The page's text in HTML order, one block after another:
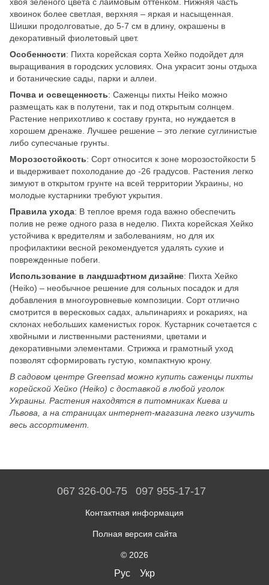
хвоинок более светлая, верхняя – яркая и насыщенная.
Шишки продолговатые, до 5-7 см в длину, окрашены в
декоративный фиолетовый цвет.
Особенности: Пихта корейская сорта Хейко подойдет для
выращивания в городских условиях. Она украсит зоны отдыха
и ботанические сады, парки и аллеи.
Почва и освещенность: Саженцы пихты Heiko можно
размещать как в полутени, так и под открытым солнцем.
Растение неприхотливо к составу грунта, но нуждается в
хорошем дренаже. Лучшее решение – это легкие суглинистые
либо супесчаные грунты.
Морозостойкость: Сорт относится к зоне морозостойкости 5
и выдерживает похолодание до -26 градусов. Растения легко
зимуют в открытом грунте на всей территории Украины, но
молодые кустарники требуют укрытия.
Правила ухода: В теплое время года важно обеспечить
полив не реже одного раза в неделю. Пихта корейская Хейко
устойчива к вредителям и заболеваниям, но для их
профилактики весной рекомендуется удалять сухие и
поврежденные побеги.
Использование в ландшафтном дизайне: Пихта Хейко
(Heiko) – необычное решение для сольных посадок и для
добавления в многоуровневые композиции. Сорт отлично
смотрится в вересковых садах, альпинариях и рокариях, на
склонах небольших каменистых горок. Кустарник сочетается с
хвойными и лиственными растениями, цветами и
декоративными элементами. Стрижка и грамотный уход
позволят сформировать густую, компактную крону.
В садовом центре Greensad можно купить саженцы пихты
корейской Хейко (Heiko) с доставкой в любой уголок
Украины. Растения находятся в питомниках Киева и
Львова, а на страницах интернет-магазина легко изучить
весь ассортимент.
067 326-00-75 097 955-17-17
Контактная информация
Полная версия сайта
© 2026
Рус Укр